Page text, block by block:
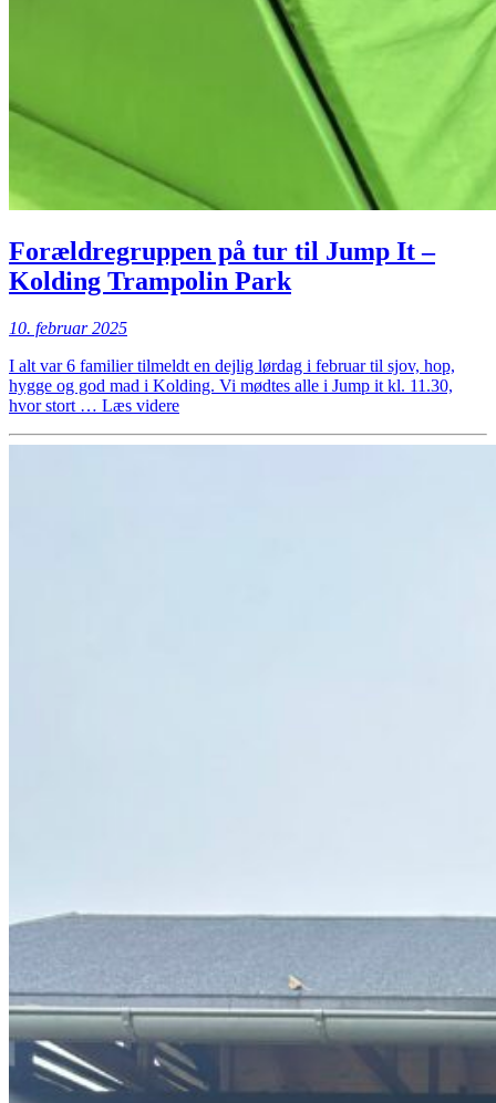
Forældregruppen på tur til Jump It –
Kolding Trampolin Park
10. februar 2025
I alt var 6 familier tilmeldt en dejlig lørdag i februar til sjov, hop,
hygge og god mad i Kolding. Vi mødtes alle i Jump it kl. 11.30,
hvor stort … Læs videre“Forældregruppen
tur